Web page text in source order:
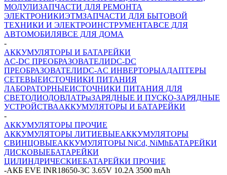
МОДУЛИЗАПЧАСТИ ДЛЯ РЕМОНТА
ЭЛЕКТРОНИКИЭТМЗАПЧАСТИ ДЛЯ БЫТОВОЙ
ТЕХНИКИ И ЭЛЕКТРОИНСТРУМЕНТАВСЕ ДЛЯ
АВТОМОБИЛЯВСЕ ДЛЯ ДОМА
-
АККУМУЛЯТОРЫ И БАТАРЕЙКИ
AC-DC ПРЕОБРАЗОВАТЕЛИDC-DC
ПРЕОБРАЗОВАТЕЛИDC-AC ИНВЕРТОРЫАДАПТЕРЫ
СЕТЕВЫЕИСТОЧНИКИ ПИТАНИЯ
ЛАБОРАТОРНЫЕИСТОЧНИКИ ПИТАНИЯ ДЛЯ
СВЕТОДИОДОВЛАТРыЗАРЯДНЫЕ И ПУСКО-ЗАРЯДНЫЕ
УСТРОЙСТВААККУМУЛЯТОРЫ И БАТАРЕЙКИ
-
АККУМУЛЯТОРЫ ПРОЧИЕ
АККУМУЛЯТОРЫ ЛИТИЕВЫЕАККУМУЛЯТОРЫ
СВИНЦОВЫЕАККУМУЛЯТОРЫ NiCd, NiMhБАТАРЕЙКИ
ДИСКОВЫЕБАТАРЕЙКИ
ЦИЛИНДРИЧЕСКИЕБАТАРЕЙКИ ПРОЧИЕ
-АКБ EVE INR18650-3C 3.65V 10.2A 3500 mAh